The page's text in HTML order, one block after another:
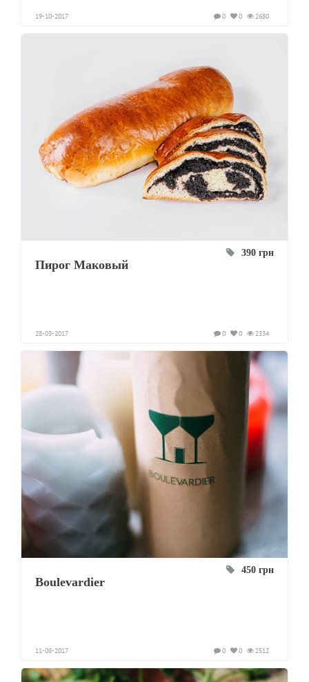
19-10-2017 2680
0
0
390 грн
Пирог Маковый
28-03-2017 2334
0
0
450 грн
Boulevardier
11-08-2017 2512
0
0